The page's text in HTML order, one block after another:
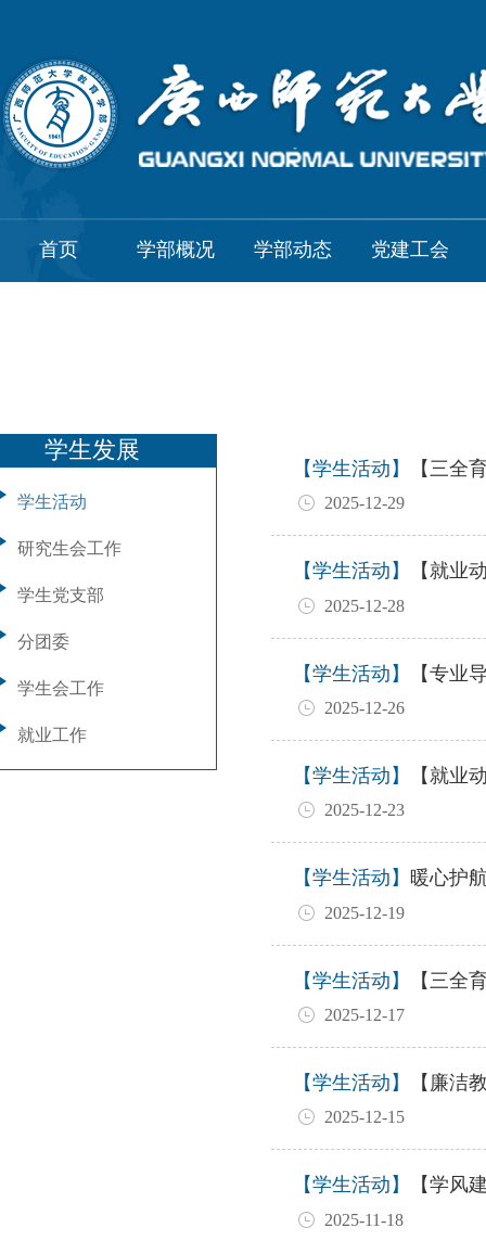
首页 学部概况 学部动态 党建工会
学生发展
学生活动
研究生会工作
学生党支部
分团委
学生会工作
就业工作
【学生活动】 【三全
2025-12-29
【学生活动】 【就业
2025-12-28
【学生活动】 【专业
2025-12-26
【学生活动】 【就业
2025-12-23
【学生活动】 暖心护
2025-12-19
【学生活动】 【三全
2025-12-17
【学生活动】 【廉洁
2025-12-15
【学生活动】 【学风
2025-11-18